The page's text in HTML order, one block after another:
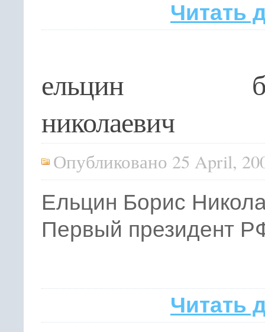
Читать
ельцин
николаевич
Опубликовано 25 April,
Ельцин Борис
Первый президент
Читать